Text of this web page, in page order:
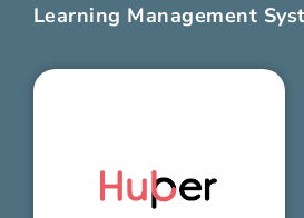
Learning Management